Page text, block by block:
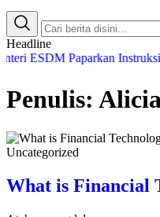
Headline
Paparkan Instruksi
Penulis:
Uncategorized
What is Financial